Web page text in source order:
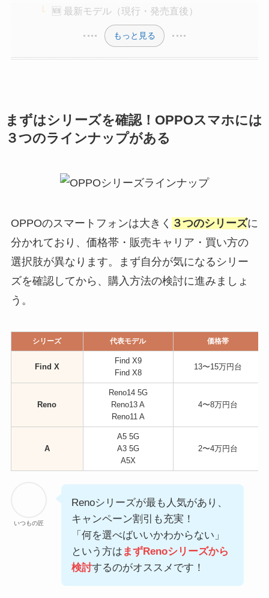
🆕 最新モデル（現行・発売直後）
もっと見る
まずはシリーズを確認！OPPOスマホには
３つのラインナップがある
OPPOのスマートフォンは大きく ３つのシリーズに
分かれており、価格帯・販売キャリア・買い方の
選択肢が異なります。まず自分が気になるシリー
ズを確認してから、購入方法の検討に進みましょ
う。
シリーズ 代表モデル 価格帯
Find X
Find X9
Find X8
13〜15万円台
Reno
Reno14 5G
Reno13 A
Reno11 A
4〜8万円台
A
A5 5G
A3 5G
A5X
2〜4万円台
いつもの匠
Renoシリーズが最も人気があり、
キャンペーン割引も充実！
「何を選べばいいかわからない」
という方は まずRenoシリーズから
検討するのがオススメです！